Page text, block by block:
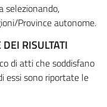
selezionando,
Province autonome.
RISULTATI
di atti che soddisfano
essi sono riportate le